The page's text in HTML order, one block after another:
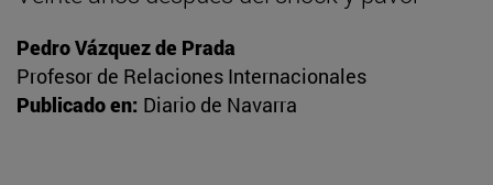
Pedro Vázquez de Prada
Profesor de Relaciones Internacionales
Publicado en: Diario de Navarra